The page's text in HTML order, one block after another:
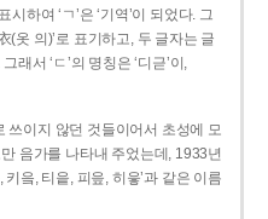
시하여 ‘ㄱ’은 ‘기역’이 되었다. 그
衣(옷 의)’로 표기하고, 두 글자는 글
래서 ‘ㄷ’의 명칭은 ‘디귿’이,
쓰이지 않던 것들이어서 초성에 모
만 음가를 나타내 주었는데, 1933년
키읔, 티읕, 피읖, 히읗’과 같은 이름